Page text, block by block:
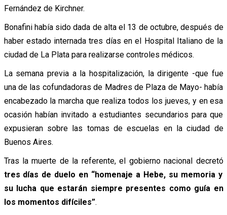
Fernández de Kirchner.
Bonafini había sido dada de alta el 13 de octubre, después de
haber estado internada tres días en el Hospital Italiano de la
ciudad de La Plata para realizarse controles médicos.
La semana previa a la hospitalización, la dirigente -que fue
una de las cofundadoras de Madres de Plaza de Mayo- había
encabezado la marcha que realiza todos los jueves, y en esa
ocasión habían invitado a estudiantes secundarios para que
expusieran sobre las tomas de escuelas en la ciudad de
Buenos Aires.
Tras la muerte de la referente, el gobierno nacional decretó
tres días de duelo en “homenaje a Hebe, su memoria y
su lucha que estarán siempre presentes como guía en
los momentos difíciles”.